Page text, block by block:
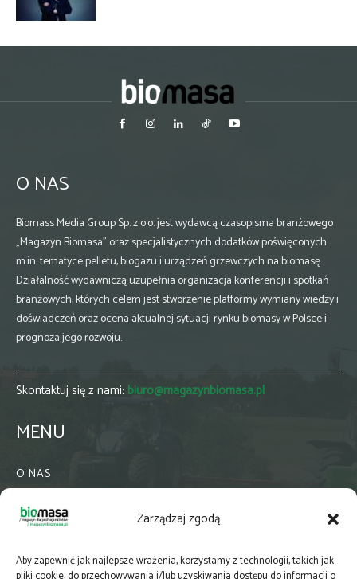
Zarządzaj zgodą
Aby zapewnić jak najlepsze wrażenia, korzystamy z technologii, takich jak
O NAS
Biomass Media Group Sp. z o.o. jest wydawcą czasopisma branżowego
„Magazyn Biomasa” oraz specjalistycznych dodatków poświęconych
m.in. tematyce pelletu, biogazu i urządzeń grzewczych na biomasę.
Działalność wydawniczą uzupełnia organizacja konferencji i spotkań
branżowych, których celem jest stworzenie platformy wymiany wiedzy i
doświadczeń oraz ocena aktualnej sytuacji rynku biomasy w Polsce i
prognoza jego rozwoju.
Skontaktuj się z nami: biuro@magazynbiomasa.pl
MENU
O NAS
WSPÓŁPRACA
PRENUMERATA